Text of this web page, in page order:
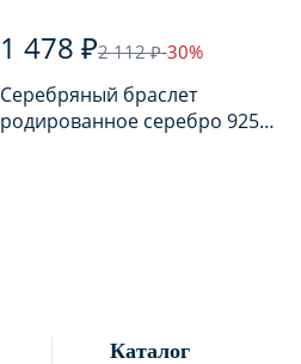
1 478 ₽2 112 ₽-30%
Серебряный браслет
родированное серебро 925
Каталог